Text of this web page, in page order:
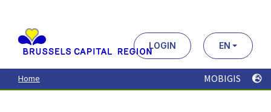
contenu
principal
LOGIN EN
Home MOBIGIS